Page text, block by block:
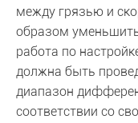
между грязью и
образом
работа по
должна быть
диапазон
соответствии со